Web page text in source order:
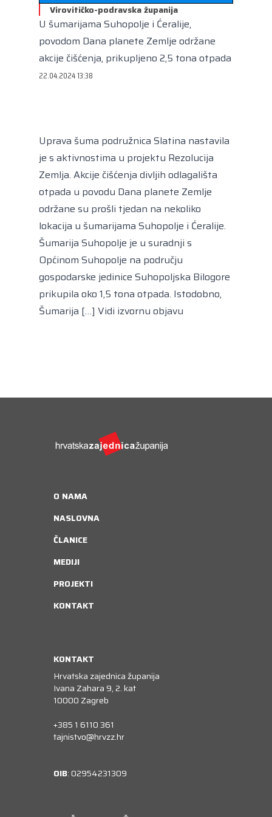
Europe
Europski odbor regija
Virovitičko-podravska županija
U šumarijama Suhopolje i Ćeralije,
povodom Dana planete Zemlje održane
akcije čišćenja, prikupljeno 2,5 tona otpada
22.04.2024 13:38
Uprava šuma podružnica Slatina nastavila
je s aktivnostima u projektu Rezolucija
Zemlja. Akcije čišćenja divljih odlagališta
otpada u povodu Dana planete Zemlje
održane su prošli tjedan na nekoliko
lokacija u šumarijama Suhopolje i Ćeralije.
Šumarija Suhopolje je u suradnji s
Općinom Suhopolje na području
gospodarske jedinice Suhopoljska Bilogore
prikupila oko 1,5 tona otpada. Istodobno,
Šumarija […] Vidi izvornu objavu
O NAMA
NASLOVNA
ČLANICE
MEDIJI
PROJEKTI
KONTAKT
KONTAKT
Hrvatska zajednica županija
Ivana Zahara 9, 2. kat
10000 Zagreb
+385 1 6110 361
tajnistvo@hrvzz.hr
OIB: 02954231309